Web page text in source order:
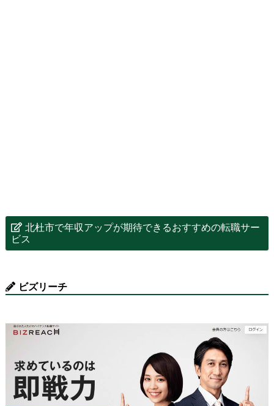
北杜市で年収アップが期待できるおすすめの転職サー
ビス
ビズリーチ